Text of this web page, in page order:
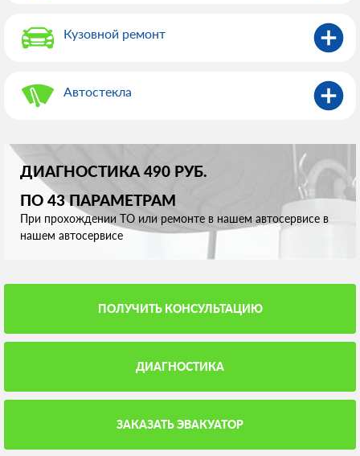
Кузовной ремонт
Автостекла
ДИАГНОСТИКА 490 РУБ.
ПО 43 ПАРАМЕТРАМ
При прохождении ТО или ремонте в нашем автосервисе в
нашем автосервисе
ПОЛУЧИТЬ КОНСУЛЬТАЦИЮ
ДИАГНОСТИКА
ЗАКАЗАТЬ ЭВАКУАТОР